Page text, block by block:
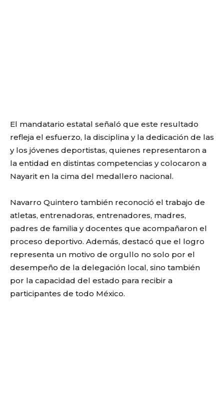
El mandatario estatal señaló que este resultado
refleja el esfuerzo, la disciplina y la dedicación de las
y los jóvenes deportistas, quienes representaron a
la entidad en distintas competencias y colocaron a
Nayarit en la cima del medallero nacional.
Navarro Quintero también reconoció el trabajo de
atletas, entrenadoras, entrenadores, madres,
padres de familia y docentes que acompañaron el
proceso deportivo. Además, destacó que el logro
representa un motivo de orgullo no solo por el
desempeño de la delegación local, sino también
por la capacidad del estado para recibir a
participantes de todo México.